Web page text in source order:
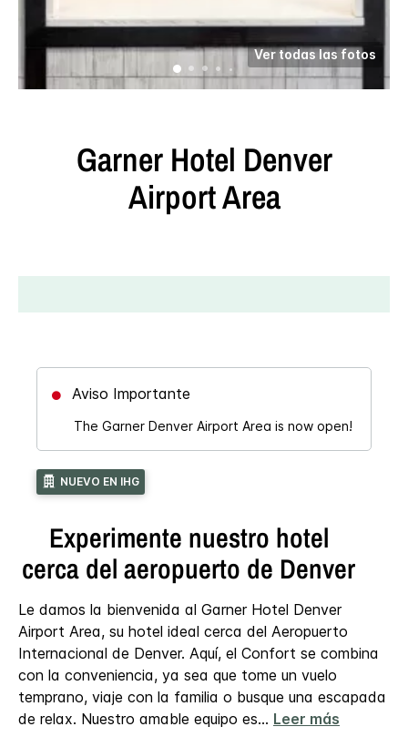
Ver todas las fotos
Garner Hotel Denver
Airport Area
Aviso Importante
The Garner Denver Airport Area is now open!
NUEVO EN IHG
Experimente nuestro hotel
cerca del aeropuerto de Denver
Le damos la bienvenida al Garner Hotel Denver
Airport Area, su hotel ideal cerca del Aeropuerto
Internacional de Denver. Aquí, el Confort se combina
con la conveniencia, ya sea que tome un vuelo
temprano, viaje con la familia o busque una escapada
de relax. Nuestro amable equipo es... Leer más